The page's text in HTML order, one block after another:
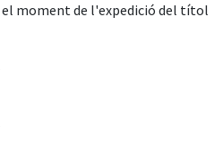
moment de l'expedició del títol